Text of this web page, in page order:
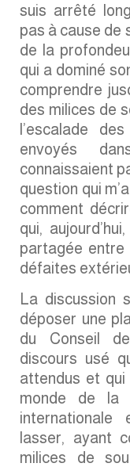
suis arrêté
pas à cause de
de la
qui a dominé
comprendre
des milices de
l’escalade
envoyés
connaissaient
question qui
comment
qui,
partagée
défaites
La discussion
déposer une
du Conseil
discours usé
attendus et qui
monde de la
internationale
lasser, ayant
milices de